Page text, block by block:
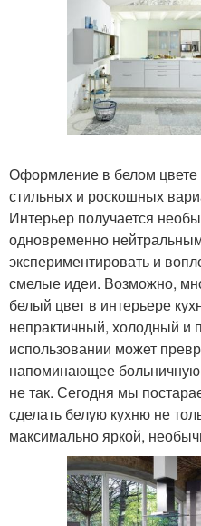
Оформление в белом цвете
стильных и роскошных
Интерьер получается
одновременно
экспериментировать и
смелые идеи. Возможно,
белый цвет в интерьере
непрактичный, холодный и
использовании может
напоминающее больничную
не так. Сегодня мы
сделать белую кухню не
максимально яркой,